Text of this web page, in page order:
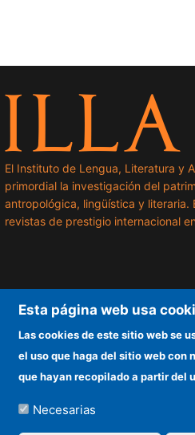
El Instituto de Lengua, Literatura y
primordial la investigación del
antropológica, lingüística y
revistas de prestigio internacional
Esta página web usa
Las cookies de este sitio web se
el uso que haga del sitio web con
que hayan recopilado a partir del
Necesarias